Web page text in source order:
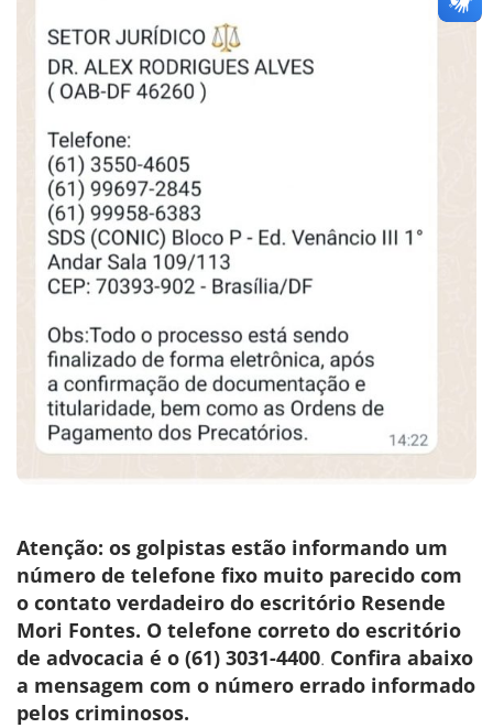
Atenção: os golpistas estão informando um
número de telefone fixo muito parecido com
o contato verdadeiro do escritório Resende
Mori Fontes. O telefone correto do escritório
de advocacia é o (61) 3031-4400. Confira abaixo
a mensagem com o número errado informado
pelos criminosos.